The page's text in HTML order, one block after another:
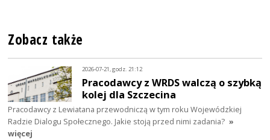
Zobacz także
2026-07-21, godz. 21:12
Pracodawcy z WRDS walczą o szybką
kolej dla Szczecina
Pracodawcy z Lewiatana przewodniczą w tym roku Wojewódzkiej
Radzie Dialogu Społecznego. Jakie stoją przed nimi zadania? »
więcej